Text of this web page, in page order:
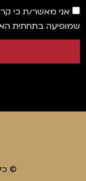
אני מאשר/ת כי
שמופיעה בתחתית
©